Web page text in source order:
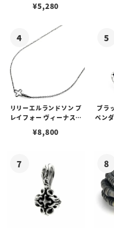
¥5,280
リリーエルランドソン プ
レイフォー ヴィーナスチ
¥8,800
ブラ
ペン